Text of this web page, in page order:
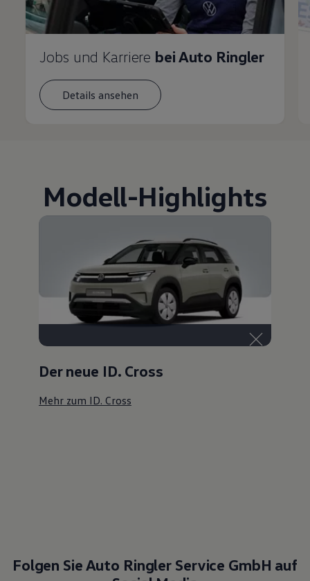
Jobs und Karriere bei Auto Ringler
Details ansehen
Modell-Highlights
Der neue ID. Cross
Mehr zum ID. Cross
Folgen Sie Auto Ringler Service GmbH auf